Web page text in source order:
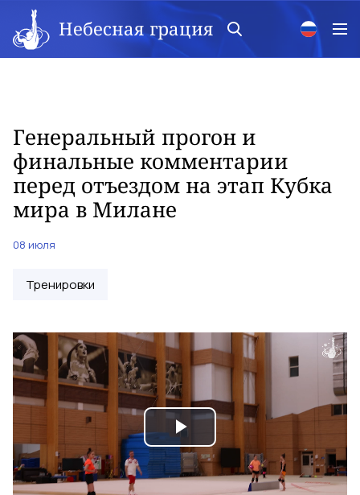
Небесная грация
Генеральный прогон и
финальные комментарии
перед отъездом на этап Кубка
мира в Милане
08 июля
Тренировки
Play
Video